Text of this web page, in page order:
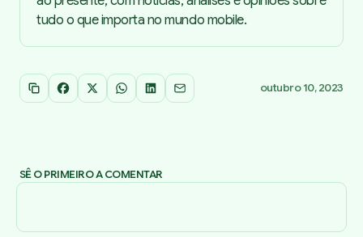
tudo o que importa no mundo mobile.
Copiar link
Facebook
X WhatsApp
LinkedInEmail outubro 10, 2023
SÊ O PRIMEIRO A COMENTAR